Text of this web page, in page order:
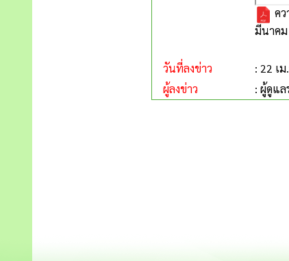
ค
มีนาคม
วันที่ลงข่าว
: 22 เ
ผู้ลงข่าว
: ผู้ดูแล